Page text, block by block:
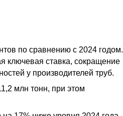
по сравнению с 2024 годом.
ключевая ставка, сокращение
у производителей труб.
млн тонн, при этом